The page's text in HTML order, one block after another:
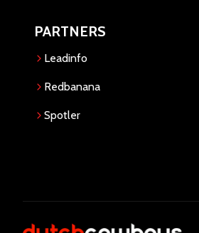
PARTNERS
Leadinfo
Redbanana
Spotler